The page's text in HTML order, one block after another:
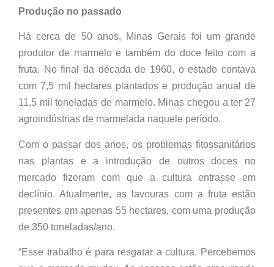
Produção no passado
Há cerca de 50 anos, Minas Gerais foi um grande
produtor de marmelo e também do doce feito com a
fruta. No final da década de 1960, o estado contava
com 7,5 mil hectares plantados e produção anual de
11,5 mil toneladas de marmelo. Minas chegou a ter 27
agroindústrias de marmelada naquele período.
Com o passar dos anos, os problemas fitossanitários
nas plantas e a introdução de outros doces no
mercado fizeram com que a cultura entrasse em
declínio. Atualmente, as lavouras com a fruta estão
presentes em apenas 55 hectares, com uma produção
de 350 toneladas/ano.
“Esse trabalho é para resgatar a cultura. Percebemos